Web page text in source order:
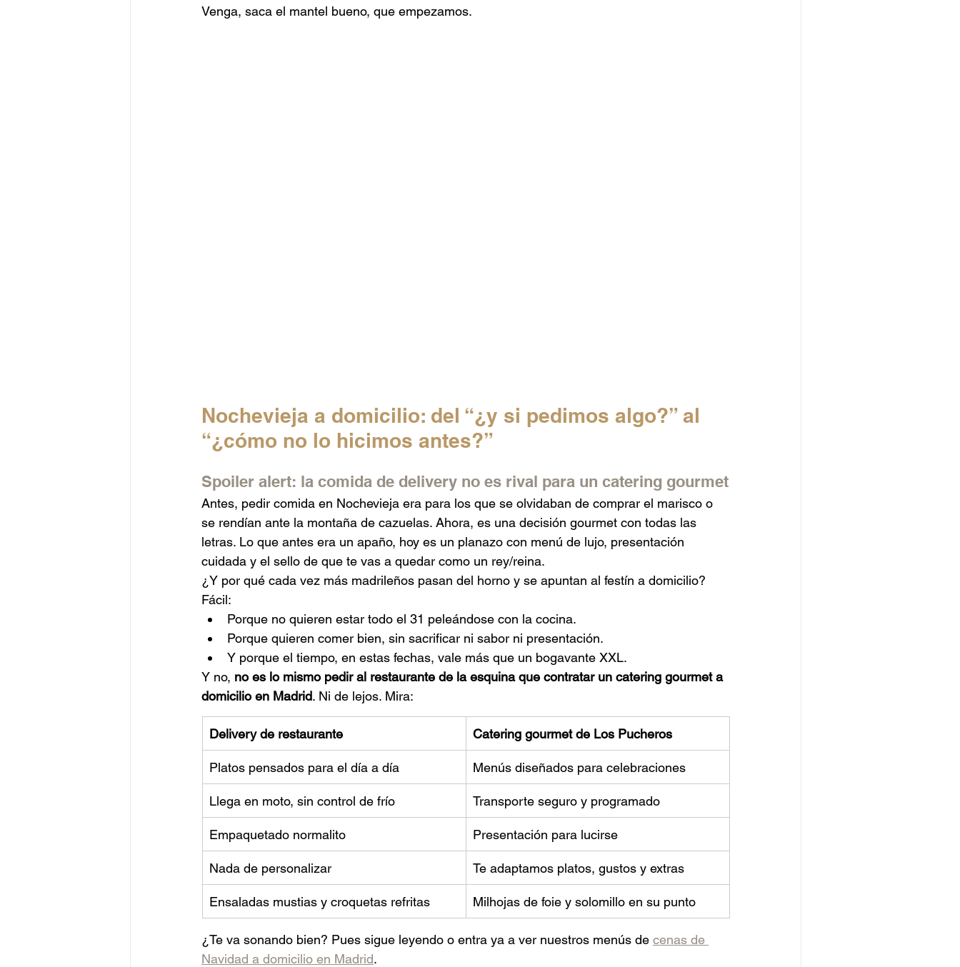
Venga, saca el mantel bueno, que empezamos.
Nochevieja a domicilio: del “¿y si pedimos algo?” al
“¿cómo no lo hicimos antes?”
Spoiler alert: la comida de delivery no es rival para un catering gourmet
Antes, pedir comida en Nochevieja era para los que se olvidaban de comprar el marisco o
se rendían ante la montaña de cazuelas. Ahora, es una decisión gourmet con todas las
letras. Lo que antes era un apaño, hoy es un planazo con menú de lujo, presentación
cuidada y el sello de que te vas a quedar como un rey/reina.
¿Y por qué cada vez más madrileños pasan del horno y se apuntan al festín a domicilio?
Fácil:
Porque no quieren estar todo el 31 peleándose con la cocina.
Porque quieren comer bien, sin sacrificar ni sabor ni presentación.
Y porque el tiempo, en estas fechas, vale más que un bogavante XXL.
Y no, no es lo mismo pedir al restaurante de la esquina que contratar un catering gourmet a
domicilio en Madrid. Ni de lejos. Mira:
Delivery de restaurante Catering gourmet de Los Pucheros
Platos pensados para el día a día Menús diseñados para celebraciones
Llega en moto, sin control de frío Transporte seguro y programado
Empaquetado normalito Presentación para lucirse
Nada de personalizar Te adaptamos platos, gustos y extras
Ensaladas mustias y croquetas refritas Milhojas de foie y solomillo en su punto
¿Te va sonando bien? Pues sigue leyendo o entra ya a ver nuestros menús de cenas de
Navidad a domicilio en Madrid.